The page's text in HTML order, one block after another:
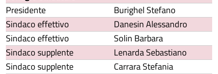
Presidente
Burighel Stefano
Sindaco effettivo
Danesin Alessandro
Sindaco effettivo
Solin Barbara
Sindaco supplente
Lenarda Sebastiano
Sindaco supplente
Carrara Stefania